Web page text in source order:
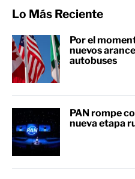
Lo Más Reciente
Por el
nuevos
autobuses
PAN rompe
nueva etapa